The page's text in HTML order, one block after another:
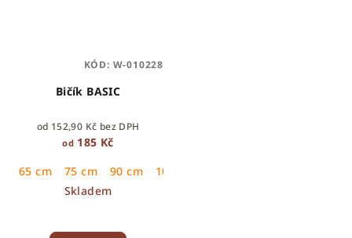
Bičík BASIC
od 152,90 Kč bez DPH
od 185 Kč
65 cm
75 cm 90 cm 100 cm
Skladem
KÓD: W-010228